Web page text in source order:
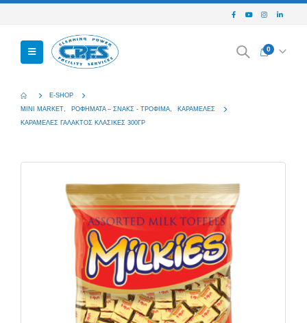
0
E-SHOP
MINI MARKET
ΡΟΦΉΜΑΤΑ – ΣΝΑΚΣ - ΤΡΌΦΙΜΑ
ΚΑΡΑΜΈΛΕΣ
ΚΑΡΑΜΕΛΕΣ ΓΑΛΑΚΤΟΣ ΚΛΑΣΙΚΕΣ 300ΓΡ